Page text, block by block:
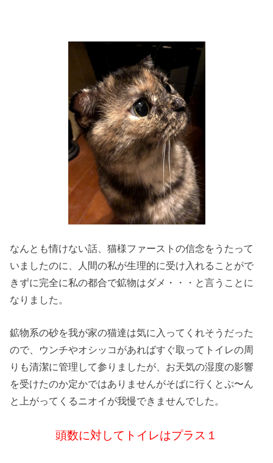
なんとも情けない話、猫様ファーストの信念をうたって
いましたのに、人間の私が生理的に受け入れることがで
きずに完全に私の都合で鉱物はダメ・・・と言うことに
なりました。
鉱物系の砂を我が家の猫達は気に入ってくれそうだった
ので、ウンチやオシッコがあればすぐ取ってトイレの周
りも清潔に管理して参りましたが、お天気の湿度の影響
を受けたのか定かではありませんがそばに行くとぷ〜ん
と上がってくるニオイが我慢できませんでした。
頭数に対してトイレはプラス１